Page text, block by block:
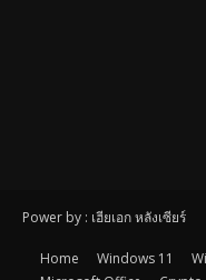
Power by : เฮียเอก หลังเซียร์
Home Windows 11